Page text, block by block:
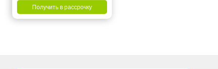
Получить в рассрочку